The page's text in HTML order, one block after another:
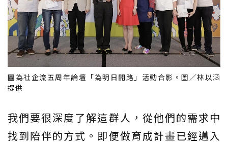
圖為社企流五周年論壇「為明日開路」活動合影。圖／林以涵
提供
我們要很深度了解這群人，從他們的需求中
找到陪伴的方式。即便做育成計畫已經邁入